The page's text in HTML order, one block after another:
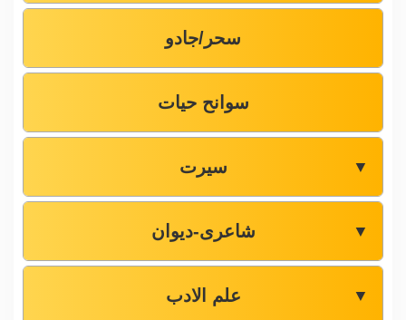
سحر/جادو
سوانح حیات
سیرت ▼
شاعری-دیوان ▼
علم الادب ▼